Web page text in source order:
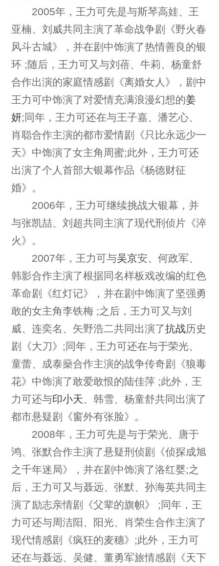
2005年，王力可先是与斯琴高娃、王
亚楠、刘威共同主演了革命战争剧《野火春
风斗古城》，并在剧中饰演了热情善良的银
环 ;随后，王力可又与刘蓓、牛莉、杨童舒
合作出演的家庭情感剧《离婚女人》，剧中
王力可中饰演了对爱情充满浪漫幻想的姜
妍;同年，王力可还在与王子嘉、潘艺心、
肖聪合作主演的都市爱情剧《只比永远少一
天》中饰演了女主角周蜜;此外，王力可还
出演了个人首部大银幕作品《杨德财征
婚》。
2006年，王力可继续挑战大银幕，并
与张凯喆、刘超共同主演了现代刑侦片《淬
火》。
2007年，王力可与吴京安、何政军、
韩影合作主演了根据同名样板戏改编的红色
革命剧《红灯记》，并在剧中饰演了坚强勇
敢的女主角李铁梅 ;之后，王力可又与刘
威、连奕名、矢野浩二共同出演了抗战历史
剧《大刀》;同年，王力可还在与于荣光、
童蕾、成泰燊合作主演的战争传奇剧《狼毒
花》中饰演了敢爱敢恨的陆佳萍 ;此外，王
力可还与印小天 、韩雪、杨童舒共同出演了
都市悬疑剧《窗外有张脸》。
2008年，王力可先是与于荣光、唐于
鸿、张默合作主演了悬疑刑侦剧《侦探成旭
之千年迷局》，并在剧中饰演了洛红婴;之
后，王力可又与聂远、张默、孙海英共同主
演了励志亲情剧《父辈的旗帜》 ;同年，王
力可还与周洁阳、阳光、肖荣生合作主演了
现代情感剧《疯狂的麦穗》;此外，王力可
还在与聂远、吴健、董勇军旅情感剧《天下